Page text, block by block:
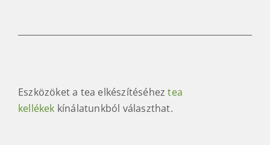
Eszközöket a tea elkészítéséhez tea
kellékek kínálatunkból választhat.